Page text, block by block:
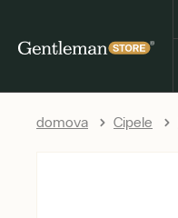
domova Cipele